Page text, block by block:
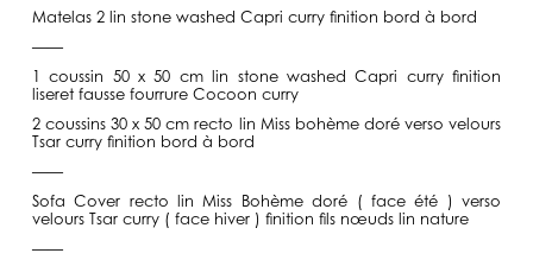
Matelas 2 lin stone washed Capri curry finition bord à bord
——
1 coussin 50 x 50 cm lin stone washed Capri curry finition
liseret fausse fourrure Cocoon curry
2 coussins 30 x 50 cm recto lin Miss bohème doré verso velours
Tsar curry finition bord à bord
——
Sofa Cover recto lin Miss Bohème doré ( face été ) verso
velours Tsar curry ( face hiver ) finition fils nœuds lin nature
——